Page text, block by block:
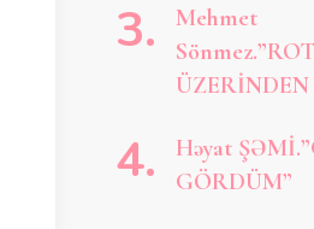
Mehmet
Həyat
GÖRDÜM”